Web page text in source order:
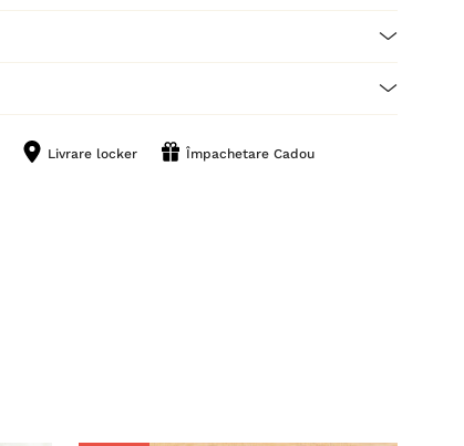
Livrare locker Împachetare Cadou